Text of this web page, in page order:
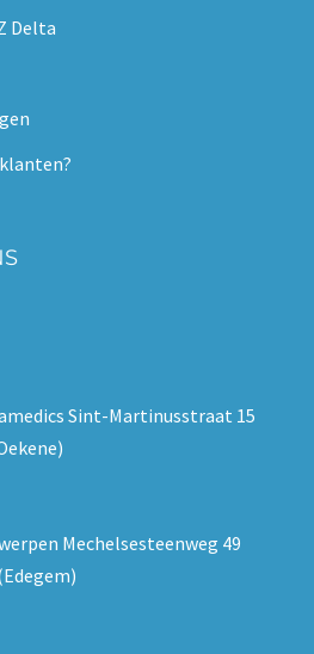
Delta
Sint-Martinusstraat 15
Mechelsesteenweg 49